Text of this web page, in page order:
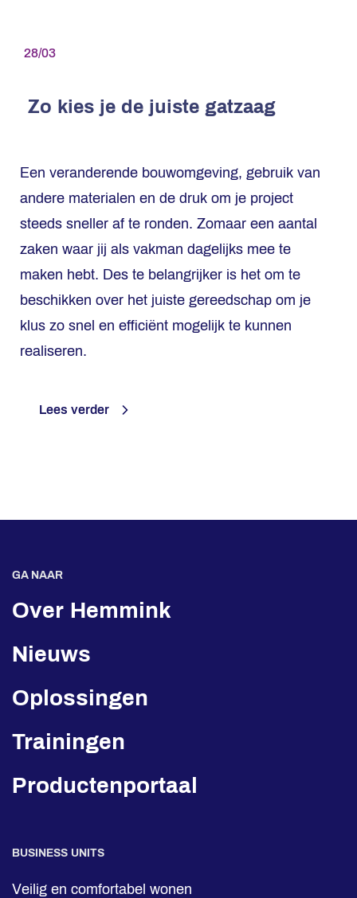
28/03
Zo kies je de juiste gatzaag
Een veranderende bouwomgeving, gebruik van
andere materialen en de druk om je project
steeds sneller af te ronden. Zomaar een aantal
zaken waar jij als vakman dagelijks mee te
maken hebt. Des te belangrijker is het om te
beschikken over het juiste gereedschap om je
klus zo snel en efficiënt mogelijk te kunnen
realiseren.
Lees verder
GA NAAR
Over Hemmink
Nieuws
Oplossingen
Trainingen
Productenportaal
BUSINESS UNITS
Veilig en comfortabel wonen